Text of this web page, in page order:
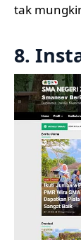
tak
8.